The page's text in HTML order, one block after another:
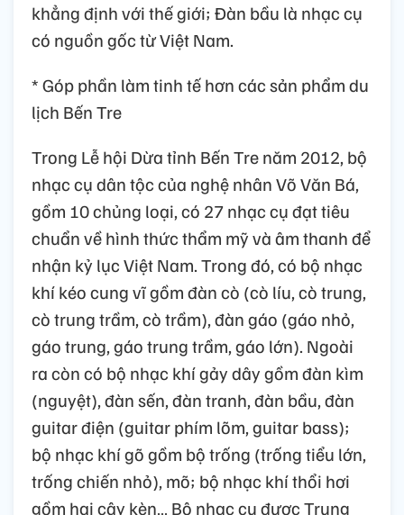
khẳng định với thế giới; Đàn bầu là nhạc cụ
có nguồn gốc từ Việt Nam.
* Góp phần làm tinh tế hơn các sản phẩm du
lịch Bến Tre
Trong Lễ hội Dừa tỉnh Bến Tre năm 2012, bộ
nhạc cụ dân tộc của nghệ nhân Võ Văn Bá,
gồm 10 chủng loại, có 27 nhạc cụ đạt tiêu
chuẩn về hình thức thẩm mỹ và âm thanh để
nhận kỷ lục Việt Nam. Trong đó, có bộ nhạc
khí kéo cung vĩ gồm đàn cò (cò líu, cò trung,
cò trung trầm, cò trầm), đàn gáo (gáo nhỏ,
gáo trung, gáo trung trầm, gáo lớn). Ngoài
ra còn có bộ nhạc khí gảy dây gồm đàn kìm
(nguyệt), đàn sến, đàn tranh, đàn bầu, đàn
guitar điện (guitar phím lõm, guitar bass);
bộ nhạc khí gõ gồm bộ trống (trống tiểu lớn,
trống chiến nhỏ), mõ; bộ nhạc khí thổi hơi
gồm hai cây kèn… Bộ nhạc cụ được Trung